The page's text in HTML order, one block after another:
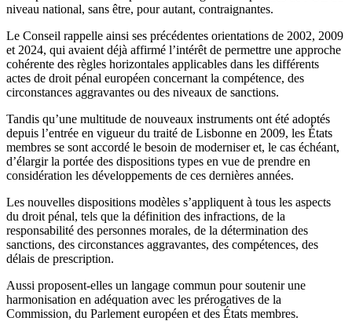
niveau national, sans être, pour autant, contraignantes.
Le Conseil rappelle ainsi ses précédentes orientations de 2002, 2009
et 2024, qui avaient déjà affirmé l’intérêt de permettre une approche
cohérente des règles horizontales applicables dans les différents
actes de droit pénal européen concernant la compétence, des
circonstances aggravantes ou des niveaux de sanctions.
Tandis qu’une multitude de nouveaux instruments ont été adoptés
depuis l’entrée en vigueur du traité de Lisbonne en 2009, les États
membres se sont accordé le besoin de moderniser et, le cas échéant,
d’élargir la portée des dispositions types en vue de prendre en
considération les développements de ces dernières années.
Les nouvelles dispositions modèles s’appliquent à tous les aspects
du droit pénal, tels que la définition des infractions, de la
responsabilité des personnes morales, de la détermination des
sanctions, des circonstances aggravantes, des compétences, des
délais de prescription.
Aussi proposent-elles un langage commun pour soutenir une
harmonisation en adéquation avec les prérogatives de la
Commission, du Parlement européen et des États membres.